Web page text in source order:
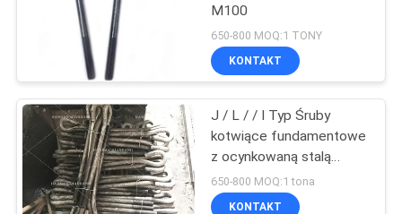
PRIVACY
POLICY
Śruby kotwowe
tulejkowe
94
M100
650-800 MOQ:1 TONY
KONTAKT
J / L / / I Typ Śruby
kotwiące fundamentowe
z ocynkowaną stalą
węglową
650-800 MOQ:1 tona
KONTAKT